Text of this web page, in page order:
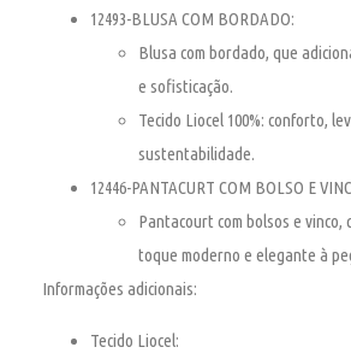
12493-BLUSA COM BORDADO:
Blusa com bordado, que
e sofisticação.
Tecido Liocel 100%: conforto,
sustentabilidade.
12446-PANTACURT COM BOLSO E
Pantacourt com bolsos e vinco,
toque moderno e elegante à
Informações adicionais:
Tecido Liocel: